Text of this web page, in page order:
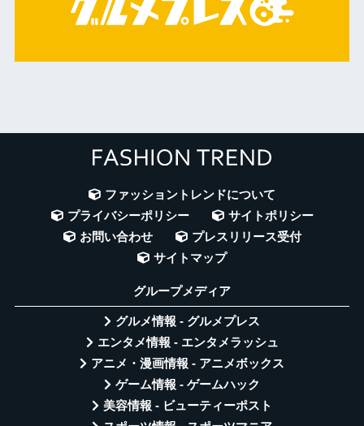
ファッショントレンドについて
プライバシーポリシー
サイトポリシー
お問い合わせ
プレスリリース受付
サイトマップ
グループメディア
グルメ情報 - グルメプレス
エンタメ情報 - エンタメラッシュ
アニメ・漫画情報 - アニメボックス
ゲーム情報 - ゲームハック
美容情報 - ビューティーポスト